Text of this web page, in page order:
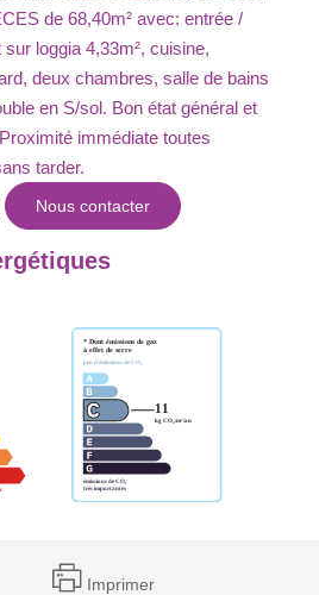
de 68,40m² avec: entrée /
loggia 4,33m², cuisine,
deux chambres, salle de bains
en S/sol. Bon état général et
immédiate toutes
tarder.
Nous contacter
Imprimer